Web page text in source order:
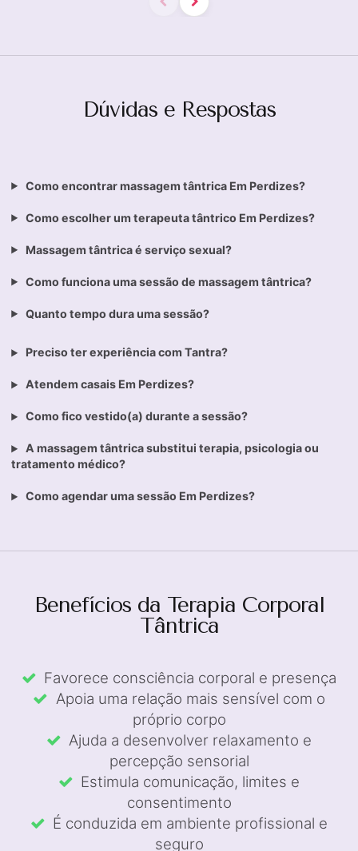
Dúvidas e Respostas
Como encontrar massagem tântrica Em Perdizes?
Como escolher um terapeuta tântrico Em Perdizes?
Massagem tântrica é serviço sexual?
Como funciona uma sessão de massagem tântrica?
Quanto tempo dura uma sessão?
Preciso ter experiência com Tantra?
Atendem casais Em Perdizes?
Como fico vestido(a) durante a sessão?
A massagem tântrica substitui terapia, psicologia ou
tratamento médico?
Como agendar uma sessão Em Perdizes?
Benefícios da Terapia Corporal
Tântrica
Favorece consciência corporal e presença
Apoia uma relação mais sensível com o
próprio corpo
Ajuda a desenvolver relaxamento e
percepção sensorial
Estimula comunicação, limites e
consentimento
É conduzida em ambiente profissional e
seguro